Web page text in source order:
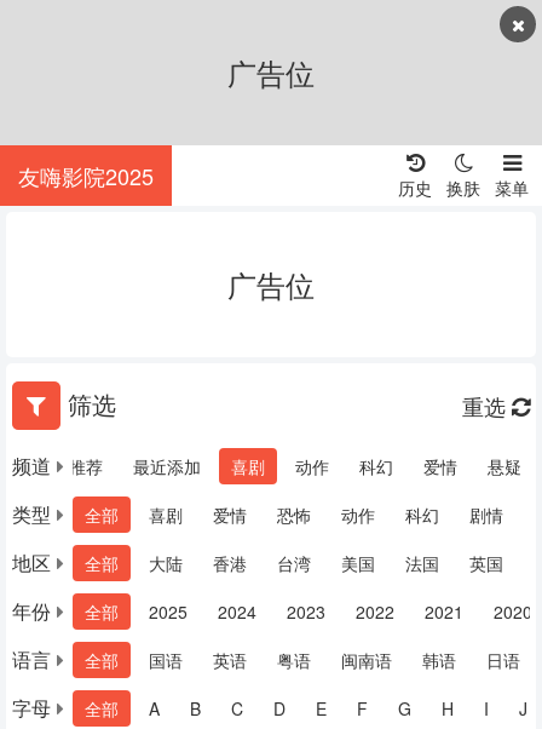
广告位
友嗨影院2025 菜单
换肤
历史
广告位
筛选 重选
频道热门推荐 最近添加 喜剧 动作 科幻 爱情 悬疑
类型 全部 喜剧 爱情 恐怖 动作 科幻 剧情
地区 全部 大陆 香港 台湾 美国 法国 英国
年份 全部 2025 2024 2023 2022 2021 2020
语言 全部 国语 英语 粤语 闽南语 韩语 日语
字母 全部 A B C D E F G H I J